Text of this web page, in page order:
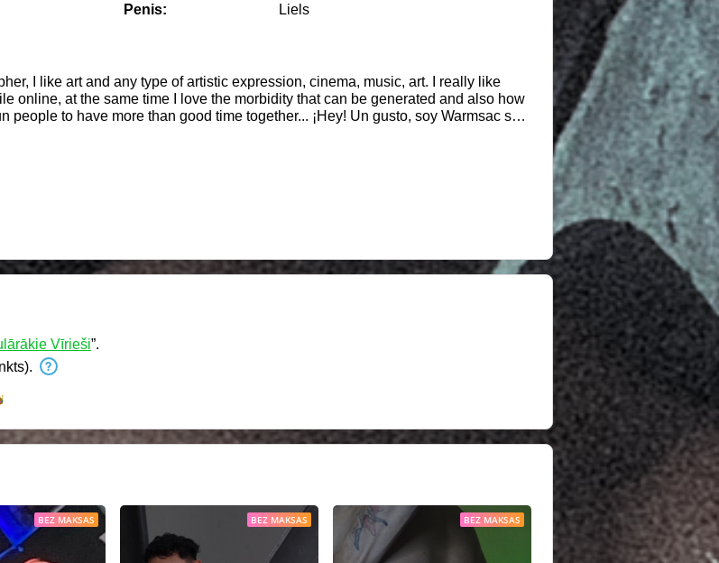
Penis:
Liels
I like art and any type of artistic expression, cinema, music, art. I really like
online, at the same time I love the morbidity that can be generated and also how
than good time together... ¡Hey! Un gusto, soy Warmsac soy
amo el morbo que se puede generar y tambien lo bien que se la puede pasar.
pasarla mas que bien juntos...
Vīrieši”.
BEZ MAKSAS BEZ MAKSAS BEZ MAKSAS